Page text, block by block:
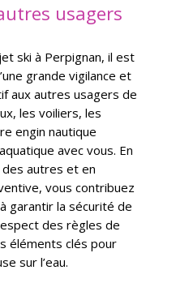
usagers
ski à Perpignan, il est
grande vigilance et
aux autres usagers de
les voiliers, les
engin nautique
avec vous. En
autres et en
vous contribuez
garantir la sécurité de
des règles de
éléments clés pour
sur l’eau.